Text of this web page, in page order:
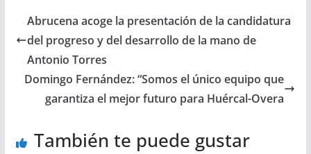
Abrucena acoge la presentación de la candidatura
del progreso y del desarrollo de la mano de
Antonio Torres
Domingo Fernández: “Somos el único equipo que
garantiza el mejor futuro para Huércal-Overa
También te puede gustar